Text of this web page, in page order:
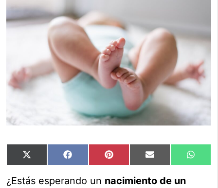
Compartir
en
X
(Twitter)
Compartir
en
Facebook Compartir
en
Pinterest Compartir
en
Email
en
¿Estás esperando un nacimiento de un